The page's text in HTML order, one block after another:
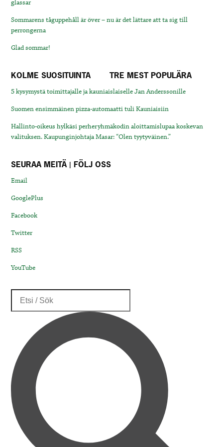
glassar
Sommarens tåguppehåll är över – nu är det lättare att ta sig till
perrongerna
Glad sommar!
KOLME SUOSITUINTA TRE MEST POPULÄRA
5 kysymystä toimittajalle ja kauniaislaiselle Jan Anderssonille
Suomen ensimmäinen pizza-automaatti tuli Kauniaisiin
Hallinto-oikeus hylkäsi perheryhmäkodin aloittamislupaa koskevan
valituksen. Kaupunginjohtaja Masar: “Olen tyytyväinen.”
SEURAA MEITÄ | FÖLJ OSS
Email
GooglePlus
Facebook
Twitter
RSS
YouTube